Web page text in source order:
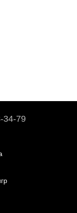
34-79